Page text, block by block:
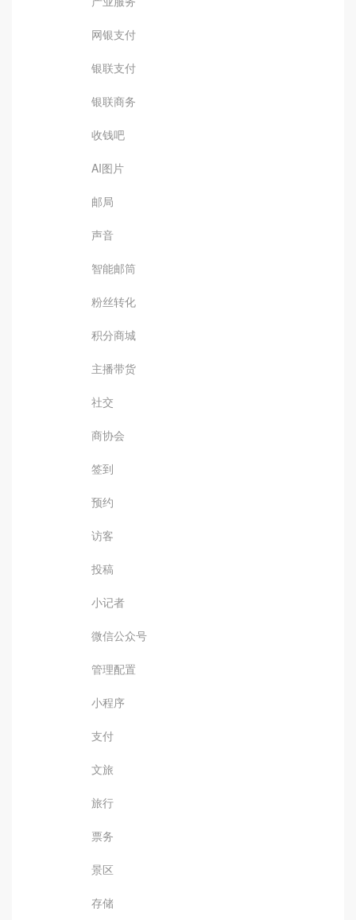
网银支付
银联支付
银联商务
收钱吧
AI图片
邮局
声音
智能邮筒
粉丝转化
积分商城
主播带货
社交
商协会
签到
预约
访客
投稿
小记者
微信公众号
管理配置
小程序
支付
文旅
旅行
票务
景区
存储